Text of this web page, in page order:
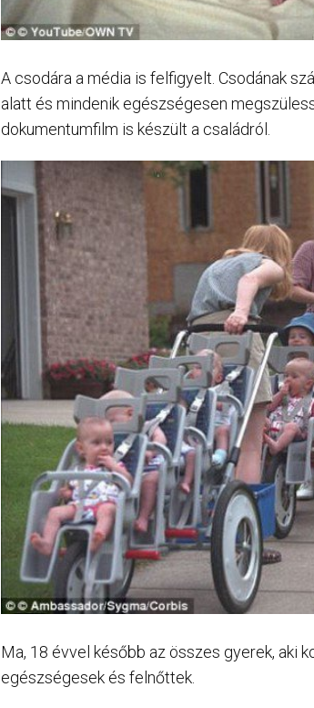
A csodára a média is felfigyelt. Csodának
alatt és mindenik egészségesen
dokumentumfilm is készült a családról.
Ma, 18 évvel később az összes gyerek, aki
egészségesek és felnőttek.